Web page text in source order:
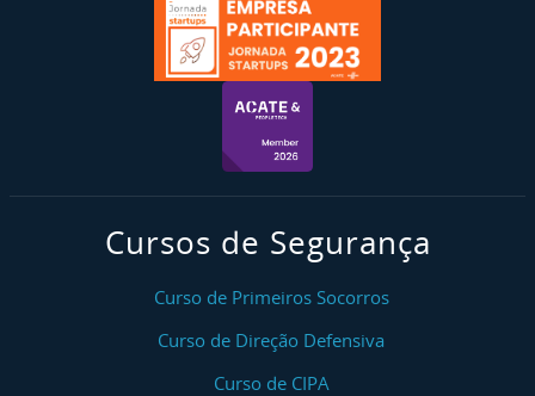
Cursos de Segurança
Curso de Primeiros Socorros
Curso de Direção Defensiva
Curso de CIPA